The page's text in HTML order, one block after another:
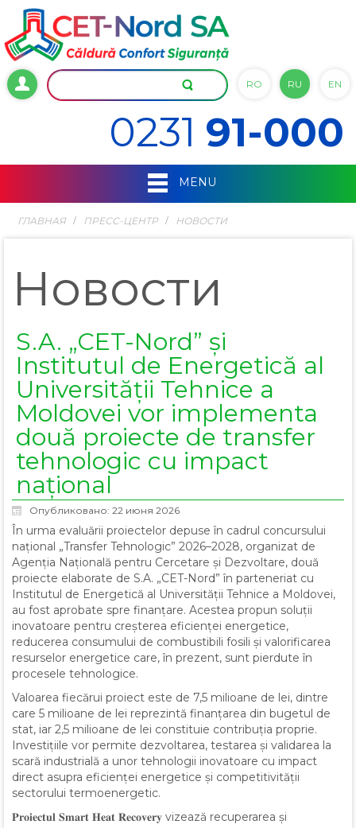
RO RU EN
0231 91-000
MENU
ГЛАВНАЯ ПРЕСС-ЦЕНТР НОВОСТИ
Новости
S.A. „CET-Nord” și
Institutul de Energetică al
Universității Tehnice a
Moldovei vor implementa
două proiecte de transfer
tehnologic cu impact
național
Опубликовано: 22 июня 2026
În urma evaluării proiectelor depuse în cadrul concursului
național „Transfer Tehnologic” 2026–2028, organizat de
Agenția Națională pentru Cercetare și Dezvoltare, două
proiecte elaborate de S.A. „CET-Nord” în parteneriat cu
Institutul de Energetică al Universității Tehnice a Moldovei,
au fost aprobate spre finanțare. Acestea propun soluții
inovatoare pentru creșterea eficienței energetice,
reducerea consumului de combustibili fosili și valorificarea
resurselor energetice care, în prezent, sunt pierdute în
procesele tehnologice.
Valoarea fiecărui proiect este de 7,5 milioane de lei, dintre
care 5 milioane de lei reprezintă finanțarea din bugetul de
stat, iar 2,5 milioane de lei constituie contribuția proprie.
Investițiile vor permite dezvoltarea, testarea și validarea la
scară industrială a unor tehnologii inovatoare cu impact
direct asupra eficienței energetice și competitivității
sectorului termoenergetic.
𝐏𝐫𝐨𝐢𝐞𝐜𝐭𝐮𝐥 𝐒𝐦𝐚𝐫𝐭 𝐇𝐞𝐚𝐭 𝐑𝐞𝐜𝐨𝐯𝐞𝐫𝐲 vizează recuperarea și